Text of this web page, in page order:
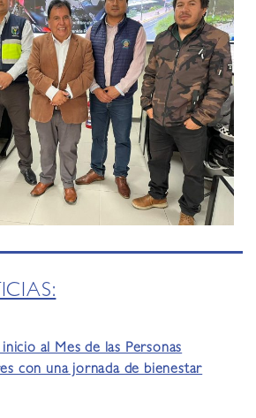
al Mes de las Personas
con una jornada de bienestar